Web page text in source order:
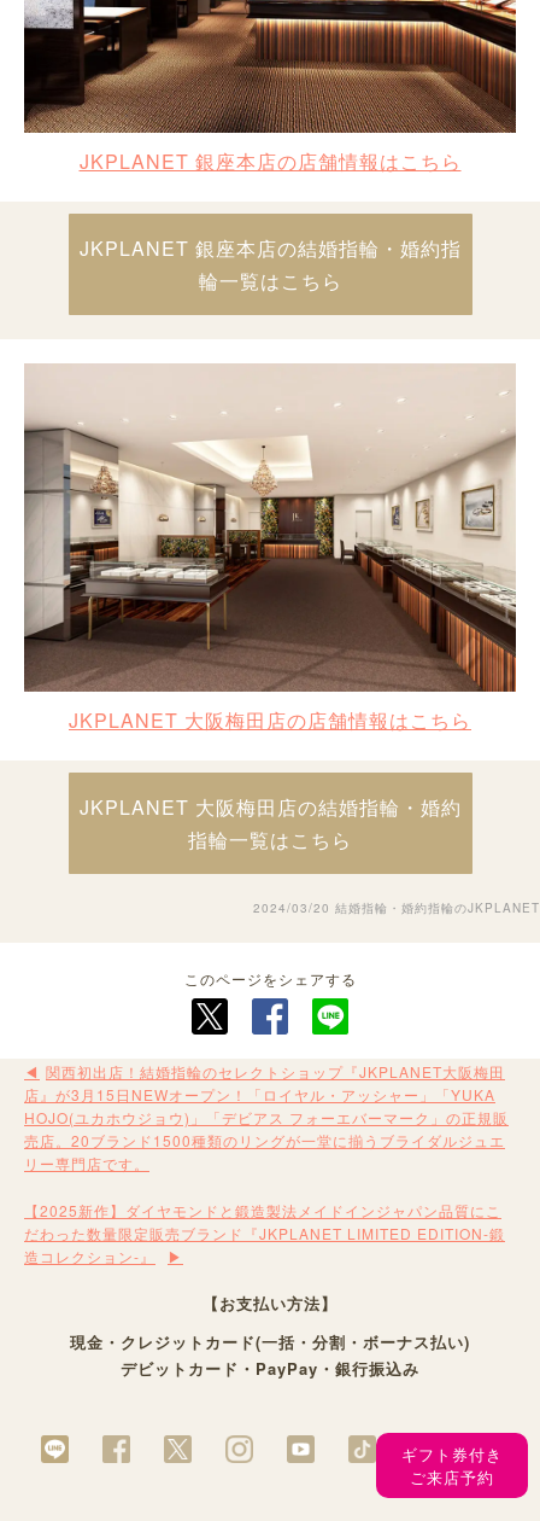
JKPLANET 銀座本店の店舗情報はこちら
JKPLANET 銀座本店の結婚指輪・婚約指
輪一覧はこちら
JKPLANET 大阪梅田店の店舗情報はこちら
JKPLANET 大阪梅田店の結婚指輪・婚約
指輪一覧はこちら
2024/03/20 結婚指輪・婚約指輪のJKPLANET
このページをシェアする
関⻄初出店！結婚指輪のセレクトショップ『JKPLANET⼤阪梅⽥
店』が3⽉15⽇NEWオープン！「ロイヤル・アッシャー」「YUKA
HOJO(ユカホウジョウ)」「デビアス フォーエバーマーク」の正規販
売店。20ブランド1500種類のリングが⼀堂に揃うブライダルジュエ
リー専⾨店です。
【2025新作】ダイヤモンドと鍛造製法メイドインジャパン品質にこ
だわった数量限定販売ブランド『JKPLANET LIMITED EDITION-鍛
造コレクション-』
ギフト券付き
ご来店予約
【お支払い方法】
現金・クレジットカード(一括・分割・ボーナス払い)
デビットカード・PayPay・銀行振込み